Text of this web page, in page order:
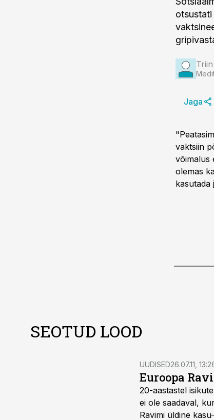
Jaga
vaktsiin
võimalus
olemas
kasutada
SEOTUD LOOD
UUDISED26.07.11,
Euroopa
20-aastastel isikutel tohib Pandemrixi kasutada
ei ole saadaval, kuna noortel Pandemrixi kasutanutel on täheldatud narkolepsia riski vähest suurenemist.